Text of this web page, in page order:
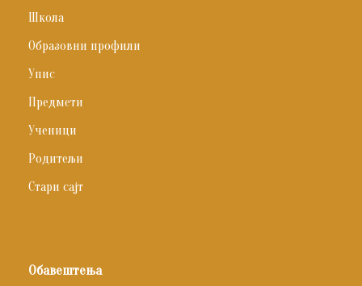
Школа
Образовни профили
Упис
Предмети
Ученици
Родитељи
Стари сајт
Обавештења